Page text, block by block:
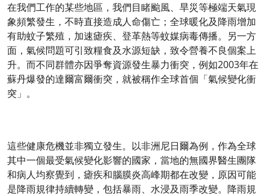
在我們工作的某些地區，我們目睹颱風、旱災等極端天氣現
象頻繁發生，不時直接造成人命傷亡；全球暖化及降雨增加
有助蚊子繁殖，加速瘧疾、登革熱等蚊媒病毒傳播。另一方
面，氣候問題可引致糧食及水源短缺，致令營養不良個案上
升。而不同群體亦因爭奪資源發生暴力衝突，例如2003年在
蘇丹爆發的達爾富爾衝突，就被稱作全球首個「氣候變化衝
突」。
這些健康危機並非獨立發生。以非洲尼日爾為例，作為全球
其中一個最受氣候變化影響的國家，當地的無國界醫生團隊
和病人均察覺到，瘧疾和腦膜炎高峰期都在改變，原因可能
是降雨規律持續轉變，包括暴雨、水浸及雨季改變。降雨規